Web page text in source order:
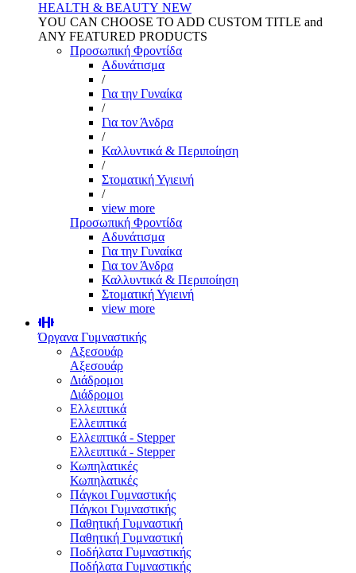
HEALTH & BEAUTY NEW
YOU CAN CHOOSE TO ADD CUSTOM TITLE and
ANY FEATURED PRODUCTS
Προσωπική Φροντίδα
Αδυνάτισμα
/
Για την Γυναίκα
/
Για τον Άνδρα
/
Καλλυντικά & Περιποίηση
/
Στοματική Υγιεινή
/
view more
Προσωπική Φροντίδα
Αδυνάτισμα
Για την Γυναίκα
Για τον Άνδρα
Καλλυντικά & Περιποίηση
Στοματική Υγιεινή
view more
Όργανα Γυμναστικής
Αξεσουάρ
Αξεσουάρ
Διάδρομοι
Διάδρομοι
Ελλειπτικά
Ελλειπτικά
Ελλειπτικά - Stepper
Ελλειπτικά - Stepper
Κωπηλατικές
Κωπηλατικές
Πάγκοι Γυμναστικής
Πάγκοι Γυμναστικής
Παθητική Γυμναστική
Παθητική Γυμναστική
Ποδήλατα Γυμναστικής
Ποδήλατα Γυμναστικής